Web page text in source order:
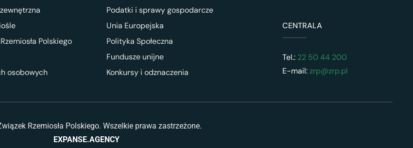
Polskiego
osobowych
Podatki i sprawy gospodarcze
Unia Europejska
Polityka Społeczna
Fundusze unijne
Konkursy i odznaczenia
CENTRALA
Tel.:22 50 44 200
E-mail:zrp@zrp.pl
Rzemiosła Polskiego. Wszelkie prawa zastrzeżone.
EXPANSE.AGENCY